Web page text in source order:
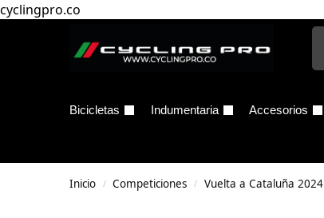
cyclingpro.co
Bicicletas Indumentaria Accesorios
Inicio / Competiciones / Vuelta a Cataluña 2024